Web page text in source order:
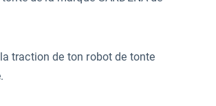
traction de ton robot de tonte